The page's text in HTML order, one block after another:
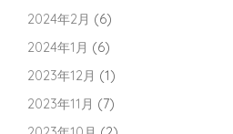
2024年2月 (6)
2024年1月 (6)
2023年12月 (1)
2023年11月 (7)